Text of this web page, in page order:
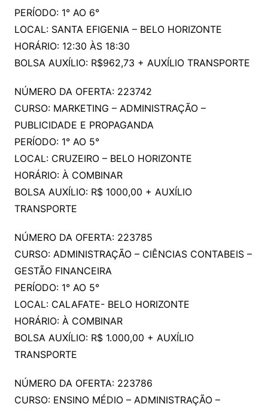
PERÍODO: 1° AO 6°
LOCAL: SANTA EFIGENIA – BELO HORIZONTE
HORÁRIO: 12:30 ÀS 18:30
BOLSA AUXÍLIO: R$962,73 + AUXÍLIO TRANSPORTE
NÚMERO DA OFERTA: 223742
CURSO: MARKETING – ADMINISTRAÇÃO –
PUBLICIDADE E PROPAGANDA
PERÍODO: 1° AO 5°
LOCAL: CRUZEIRO – BELO HORIZONTE
HORÁRIO: À COMBINAR
BOLSA AUXÍLIO: R$ 1000,00 + AUXÍLIO
TRANSPORTE
NÚMERO DA OFERTA: 223785
CURSO: ADMINISTRAÇÃO – CIÊNCIAS CONTABEIS –
GESTÃO FINANCEIRA
PERÍODO: 1° AO 5°
LOCAL: CALAFATE- BELO HORIZONTE
HORÁRIO: À COMBINAR
BOLSA AUXÍLIO: R$ 1.000,00 + AUXÍLIO
TRANSPORTE
NÚMERO DA OFERTA: 223786
CURSO: ENSINO MÉDIO – ADMINISTRAÇÃO –